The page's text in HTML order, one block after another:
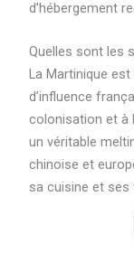
d’hébergement
Quelles sont les
La Martinique
d’influence
colonisation et à
un véritable
chinoise et
sa cuisine et ses